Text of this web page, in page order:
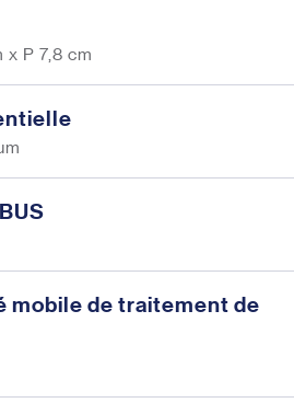
x P 7,8 cm
mobile de traitement de